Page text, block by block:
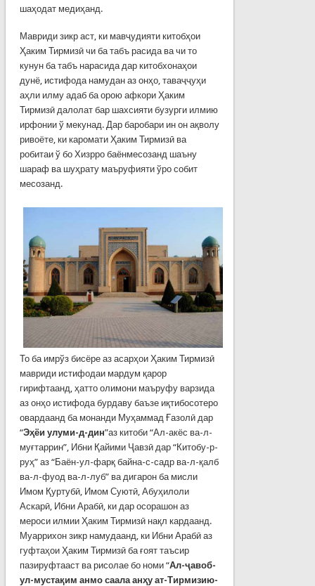
шаҳодат медиҳанд.
Мавриди зикр аст, ки мавҷудияти китобҳои
Ҳаким Тирмизӣ чи ба табъ расида ва чи то
кунун ба табъ нарасида дар китобхонаҳои
дунё, истифода намудан аз онҳо, таваҷҷуҳи
аҳли илму адаб ба орою афкори Ҳаким
Тирмизӣ далолат бар шахсияти бузурги илмию
ирфонии ў мекунад. Дар баробари ин он ақволу
ривоёте, ки каромати Ҳаким Тирмизӣ ва
робитаи ў бо Хизрро баёнмесозанд шаъну
шараф ва шуҳрату маъруфияти ўро собит
месозанд.
То ба имрўз бисёре аз асарҳои Ҳаким Тирмизӣ
мавриди истифодаи мардум қарор
гирифтаанд, ҳатто олимони маъруфу варзида
аз онҳо истифода бурдаву баъзе иқтибосотеро
овардаанд ба монанди Муҳаммад Ғазолӣ дар
“Эҳёи улуми-д-дин”аз китоби “Ал-акёс ва-л-
муғтаррин”, Ибни Қайими Ҷавзӣ дар “Китобу-р-
руҳ” аз “Баён-ул-фарқ байна-с-садр ва-л-қалб
ва-л-фуод ва-л-луб” ва дигарон ба мисли
Имом Қуртубӣ, Имом Суютӣ, Абуҳилоли
Аскарӣ, Ибни Арабӣ, ки дар осорашон аз
мероси илмии Ҳаким Тирмизӣ нақл кардаанд.
Муаррихон зикр намудаанд, ки Ибни Арабӣ аз
гуфтаҳои Ҳаким Тирмизӣ ба ғоят таъсир
пазируфтааст ва рисолае бо номи “Ал-ҷавоб-
ул-мустақим анмо саала анҳу ат-Тирмизию-